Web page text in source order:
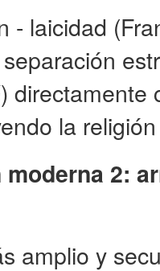
- laicidad
) directamente
la
2:
amplio y